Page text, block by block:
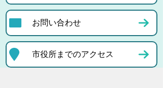
お問い合わせ
市役所までのアクセス